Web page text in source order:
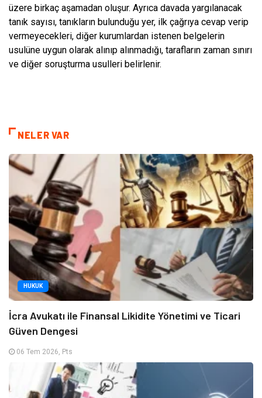
üzere birkaç aşamadan oluşur. Ayrıca davada yargılanacak
tanık sayısı, tanıkların bulunduğu yer, ilk çağrıya cevap verip
vermeyecekleri, diğer kurumlardan istenen belgelerin
usulüne uygun olarak alınıp alınmadığı, tarafların zaman sınırı
ve diğer soruşturma usulleri belirlenir.
NELER VAR
HUKUK
İcra Avukatı ile Finansal Likidite Yönetimi ve Ticari
Güven Dengesi
06 Tem 2026, Pts